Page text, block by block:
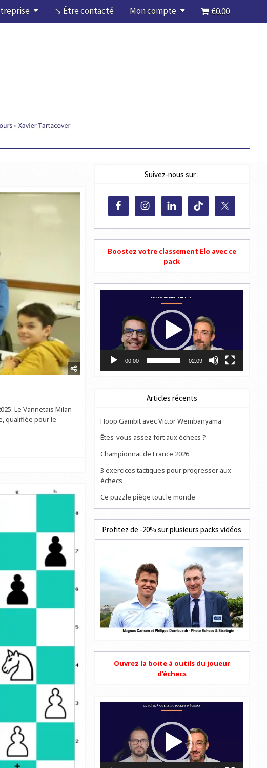
↘ Être contacté Mon compte €0.00
Le Vannetais Milan
qualifiée pour le
Suivez-nous sur :
Boostez votre classement Elo avec ce
pack
00:00 02:09
Articles récents
Hoop Gambit avec Victor Wembanyama
Êtes-vous assez fort aux échecs ?
Championnat de France 2026
3 exercices tactiques pour progresser aux
échecs
Ce puzzle piège tout le monde
Profitez de -20% sur plusieurs packs vidéos
Ouvrez la boite à outils du joueur
d'échecs